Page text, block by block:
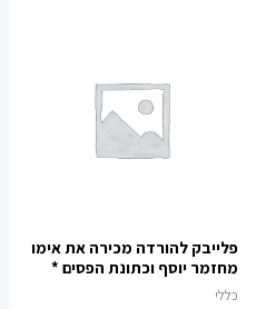
פלייבק להורדה מכירה את אימו
מחזמר יוסף וכתונת הפסים *
כללי